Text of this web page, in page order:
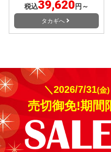
税込39,620 円～
タカギへ
＼2026/7/31(金)
売切御免!期間